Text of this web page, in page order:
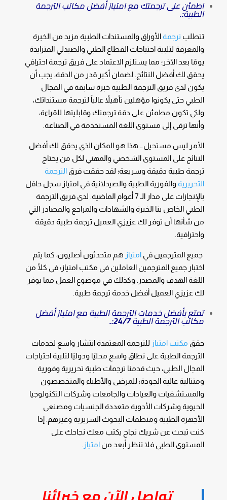
اطمئن على ترجمتك مع امتياز أفضل مكاتب الترجمة
الطبية:.
تتطلب ترجمةالأوراق والمستندات الطبية مزيد من الخبرة
والمعرفة لتلبية احتياجات القطاع الطبي والصيدلي المتزايدة
يومًا بعد الآخر؛ مما يستلزم الاعتماد على فريق ترجمة احترافي
يحقق لك أفضل النتائج. لضمان أكبر قدر من الدقة، يجب أن
يكون لدى فريق الترجمة الطبية خبرة سابقة في المجال
الطبي حتى يكونوا مؤهلين تأهيلاً عالياً لترجمة مستنداتك،
ولكي تكون مطمئن على دقة ترجمتك وقابليتها للقراءة،
وأنها ترقى إلى مستوى اللغة المستخدمة في الصناعة.
الأمر ليس مستحيل… هذا هو المكان الذي يحقق لك أفضل
النتائج على المستوى الشخصي والمهني لكل من يحتاج
ترجمة طبية دقيقة وسريعة؛ لقد حققت فرق الترجمة
التحريريةوالفورية الطبية والصيدلانية في امتياز سجل حافل
بالإنجازات على مدار الـ 7 أعوام الماضية. لدى فريق الترجمة
الطبي الخاص بنا الخبرة والشهادات والمراجع والمصادر التي
من شأنها أن توفر لك عزيزي العميل ترجمة طبية دقيقة
واحترافية.
جميع المترجمين في امتياز هم متحدثون أصليون، كما يتم
اختبار جميع المترجمين العاملين في مكتب امتياز؛ في كلًا من
اللغة الهدف والمصدر. وكذلك في موضوع العمل مما يوفر
لك عزيزي العميل أفضل خدمة ترجمة طبية.
تمتع بأفضل خدمات الترجمة الطبية مع امتياز أفضل
مكاتب الترجمة الطبية24/7:.
حقق مكتب امتياز للترجمة المعتمدة انتشار واسع لخدمات
الترجمة الطبية على نطاق واسع محليًا ودوليًا لتلبية احتياجات
المجال الطبي، حيث قدمنا ​​ترجمات طبية تحريرية وفورية
ومتتالية عالية الجودة؛ للمرضى والأطباء والمتخصصون
والمستشفيات والعيادات والجامعات وشركات التكنولوجيا
الحيوية وشركات الأدوية متعددة الجنسيات ومصنعي
الأجهزة الطبية ومنظمات البحوث السريرية وغيرهم. إذا
كنت تبحث عن شريك نجاح يكتب معك نجاحك على
المستوى الطبي فلا تنظر أبعد من امتياز